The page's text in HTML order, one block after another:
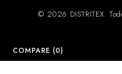
© 2026 DISTRITEX.
COMPARE (0)